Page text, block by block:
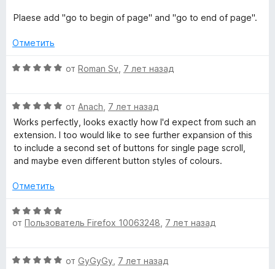
s
c
r
o
l
l
b
u
t
е
о
а
з
5
Plaese add "go to begin of page" and "go to end of page".
Отметить
О
н
е
н
о
н
5
з
5
от Roman Sv 7 лет назад
О
ц
е
н
е
о
а
5
5
от Anach 7 лет назад
Works perfectly, looks exactly how I'd expect from such an
extension. I too would like to see further expansion of this
to include a second set of buttons for single page scroll,
and maybe even different button styles of colours.
Отметить
О
ц
е
от Пользователь Firefox 10063248 7 лет назад
О
от GyGyGy 7 лет назад